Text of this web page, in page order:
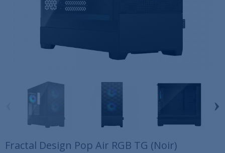
›
Fractal Design Pop Air RGB TG (Noir)